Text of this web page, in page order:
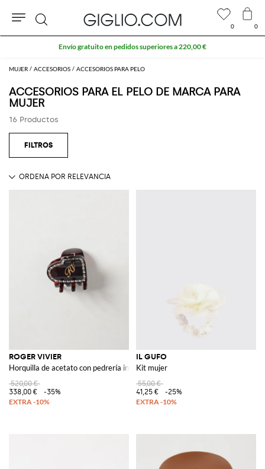
MUJER ACCESORIOS ACCESORIOS PARA PELO
ACCESORIOS PARA EL PELO DE MARCA PARA
MUJER
16 Productos
ROGER VIVIER
Horquilla de acetato con pedrería incrustada
520,00 €
338,00 €
-35%
IL GUFO
Kit mujer
55,00 €
41,25 €
-25%
0 0
Buscar
Envío gratuito en pedidos superiores a 220,00 €